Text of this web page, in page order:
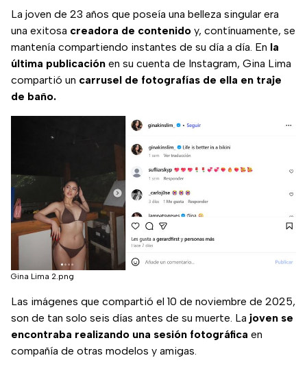
La joven de 23 años que poseía una belleza singular era
una exitosa creadora de contenido y, contínuamente, se
mantenía compartiendo instantes de su día a día. En la
última publicación en su cuenta de Instagram, Gina Lima
compartió un carrusel de fotografías de ella en traje
de baño.
Gina Lima 2.png
Las imágenes que compartió el 10 de noviembre de 2025,
son de tan solo seis días antes de su muerte. La joven se
encontraba realizando una sesión fotográfica en
compañía de otras modelos y amigas.